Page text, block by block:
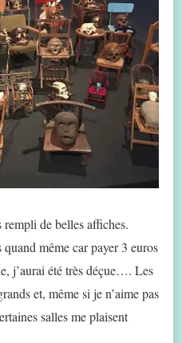
de belles affiches.
quand même car payer 3 euros
j’aurai été très déçue…. Les
et, même si je n’aime pas
salles me plaisent